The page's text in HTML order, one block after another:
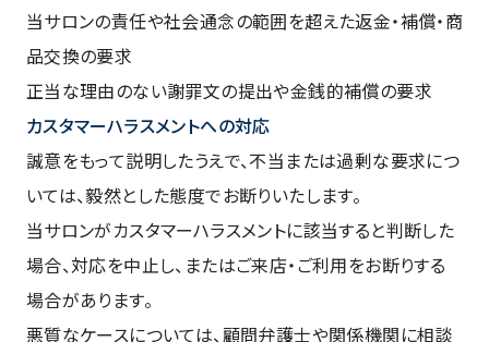
当サロンの責任や社会通念の範囲を超えた返金・補償・商
品交換の要求
正当な理由のない謝罪文の提出や金銭的補償の要求
カスタマーハラスメントへの対応
誠意をもって説明したうえで、不当または過剰な要求につ
いては、毅然とした態度でお断りいたします。
当サロンがカスタマーハラスメントに該当すると判断した
場合、対応を中止し、またはご来店・ご利用をお断りする
場合があります。
悪質なケースについては、顧問弁護士や関係機関に相談